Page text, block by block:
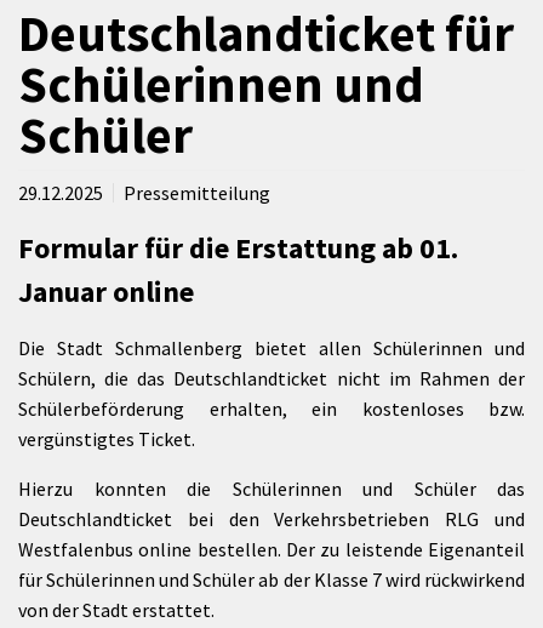
Freizeit & Kultur
Wirtschaft
Deutschlandticket für
Schülerinnen und
Schüler
29.12.2025 Pressemitteilung
Formular für die Erstattung ab 01.
Januar online
Die Stadt Schmallenberg bietet allen Schülerinnen und
Schülern, die das Deutschlandticket nicht im Rahmen der
Schülerbeförderung erhalten, ein kostenloses bzw.
vergünstigtes Ticket.
Hierzu konnten die Schülerinnen und Schüler das
Deutschlandticket bei den Verkehrsbetrieben RLG und
Westfalenbus online bestellen. Der zu leistende Eigenanteil
für Schülerinnen und Schüler ab der Klasse 7 wird rückwirkend
von der Stadt erstattet.